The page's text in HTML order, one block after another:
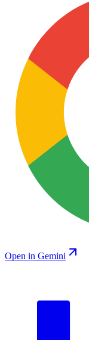
Open in Gemini